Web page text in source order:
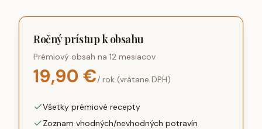
Ročný prístup k obsahu
Prémiový obsah na 12 mesiacov
19,90 €/ rok (vrátane DPH)
Všetky prémiové recepty
Zoznam vhodných/nevhodných potravín